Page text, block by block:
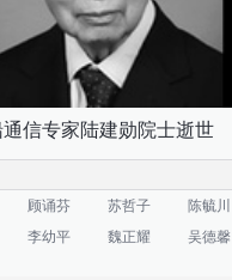
信专家陆建勋院士逝世
顾诵芬 苏哲子 陈毓川
李幼平 魏正耀 吴德馨